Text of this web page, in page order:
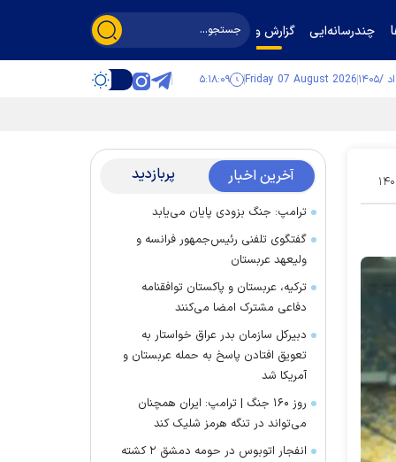
چندرسانه‌ایی گزارش و گفت‌وگو
Friday 07 August 2026 ۵:۱۸:۱۰
۲۸ آخرین اخبار پربازدید
ترامپ: جنگ بزودی پایان می‌یابد
گفتگوی تلفنی رئیس‌جمهور فرانسه و
ولیعهد عربستان
ترکیه، عربستان و پاکستان توافقنامه
دفاعی مشترک امضا می‌کنند
دبیرکل سازمان بدر عراق خواستار به
تعویق افتادن پاسخ به حمله عربستان و
آمریکا شد
روز ۱۶۰ جنگ | ترامپ: ایران همچنان
می‌تواند در تنگه هرمز شلیک کند
انفجار اتوبوس در حومه دمشق ۲ کشته